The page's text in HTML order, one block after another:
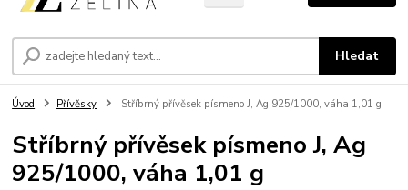
Hledat
Úvod Přívěsky Stříbrný přívěsek písmeno J, Ag 925/1000, váha 1,01 g
Stříbrný přívěsek písmeno J, Ag
925/1000, váha 1,01 g